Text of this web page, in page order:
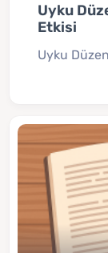
Uyku
Etkisi
Uyku